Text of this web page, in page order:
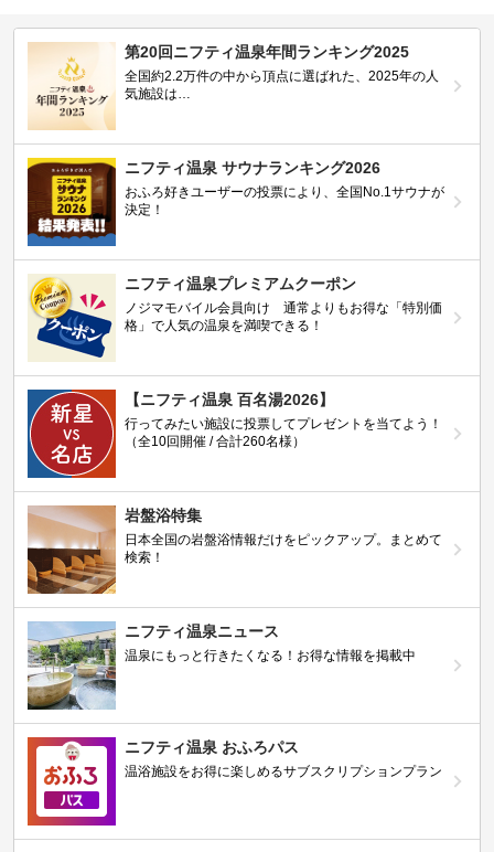
第20回ニフティ温泉年間ランキング2025
全国約2.2万件の中から頂点に選ばれた、2025年の人
気施設は…
ニフティ温泉 サウナランキング2026
おふろ好きユーザーの投票により、全国No.1サウナが
決定！
ニフティ温泉プレミアムクーポン
ノジマモバイル会員向け 通常よりもお得な「特別価
格」で人気の温泉を満喫できる！
【ニフティ温泉 百名湯2026】
行ってみたい施設に投票してプレゼントを当てよう！
（全10回開催 / 合計260名様）
岩盤浴特集
日本全国の岩盤浴情報だけをピックアップ。まとめて
検索！
ニフティ温泉ニュース
温泉にもっと行きたくなる！お得な情報を掲載中
ニフティ温泉 おふろパス
温浴施設をお得に楽しめるサブスクリプションプラン